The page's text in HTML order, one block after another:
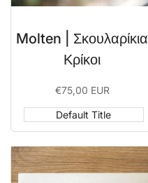
Molten | Σκουλαρίκια
Κρίκοι
Sale
price
€75,00 EUR
Default Title